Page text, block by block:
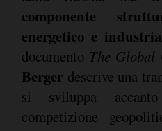
componente
energetico e
documento The Global
Bergerdescrive una
si sviluppa
competizione